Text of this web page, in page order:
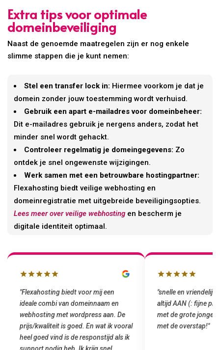
Extra tips voor optimale
domeinbeveiliging
Naast de genoemde maatregelen zijn er nog enkele
slimme stappen die je kunt nemen:
Stel een transfer lock in: Hiermee voorkom je dat je
domein zonder jouw toestemming wordt verhuisd.
Gebruik een apart e-mailadres voor domeinbeheer:
Dit e-mailadres gebruik je nergens anders, zodat het
minder snel wordt gehackt.
Controleer regelmatig je domeingegevens: Zo
ontdek je snel ongewenste wijzigingen.
Werk samen met een betrouwbare hostingpartner:
Flexahosting biedt veilige webhosting en
domeinregistratie met uitgebreide beveiligingsopties.
Lees meer over veilige webhosting en bescherm je
digitale identiteit optimaal.
"snelle en vriendelijke service. staat
altijd AAN (: fijne prijzen vergeleken
met de grote jongens en dus nu al blij
met de overstap!"
"Top service. Ik had
het installeren van
was meteen door
gemaakt. Top